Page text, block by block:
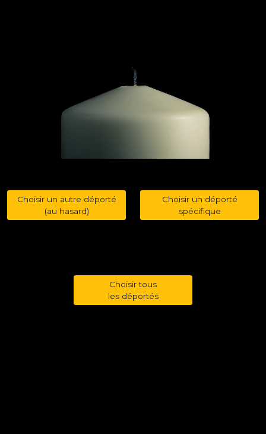
Choisir un autre déporté
(au hasard)
Choisir un déporté
spécifique
Choisir tous
les déportés